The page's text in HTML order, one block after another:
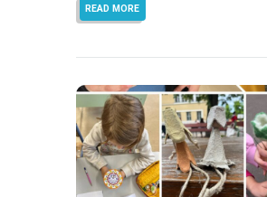
READ MORE